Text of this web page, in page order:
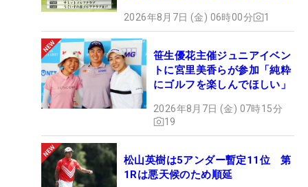
2026年8月7日 (金) 06時00分 1
笹生優花主催ジュニアイベン
トに宮里美香らが参加「純粋
にゴルフを楽しんでほしい」
2026年8月7日 (金) 07時15分
19
松山英樹は5アンダー暫定11位 第
1Rは悪天候のため順延